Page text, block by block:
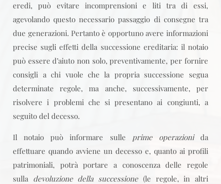
eredi, può evitare incomprensioni e liti tra di essi,
agevolando questo necessario passaggio di consegne tra
due generazioni. Pertanto è opportuno avere informazioni
precise sugli effetti della successione ereditaria: il notaio
può essere d’aiuto non solo, preventivamente, per fornire
consigli a chi vuole che la propria successione segua
determinate regole, ma anche, successivamente, per
risolvere i problemi che si presentano ai congiunti, a
seguito del decesso.
Il notaio può informare sulle prime operazionida
effettuare quando avviene un decesso e, quanto ai profili
patrimoniali, potrà portare a conoscenza delle regole
sulla devoluzione della successione(le regole, in altri